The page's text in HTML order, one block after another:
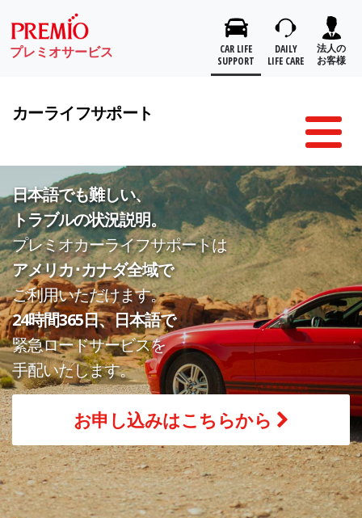
カーライフサポート
日本語でも難しい、
トラブルの状況説明。
プレミオカーライフサポートは
アメリカ･カナダ全域で
ご利用いただけます。
24時間365日、日本語で
緊急ロードサービスを
手配いたします。
お申し込みはこちらから